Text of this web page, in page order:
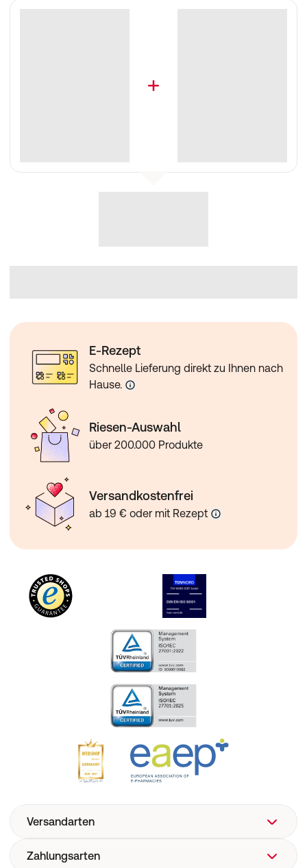
E-Rezept
Schnelle Lieferung direkt zu Ihnen nach
Hause.
Riesen-Auswahl
über 200.000 Produkte
Versandkostenfrei
ab 19 € oder mit Rezept
Versandarten
Zahlungsarten